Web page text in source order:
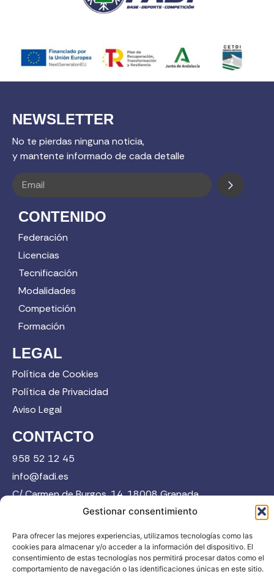
Gestionar consentimiento
Para ofrecer las mejores experiencias, utilizamos tecnologías como las
cookies para almacenar y/o acceder a la información del dispositivo. El
consentimiento de estas tecnologías nos permitirá procesar datos como el
comportamiento de navegación o las identificaciones únicas en este sitio.
NEWSLETTER
No te pierdas ninguna noticia,
y mantente informado de cada detalle
CONTENIDO
Federación
Licencias
Tecnificación
Modalidades
Competición
Formación
LEGAL
Política de Cookies
Política de Privacidad
Aviso Legal
CONTACTO
958 52 12 45
info@fadi.es
C/ Carmen de Burgos, 14, 18008 Granada
Contacta